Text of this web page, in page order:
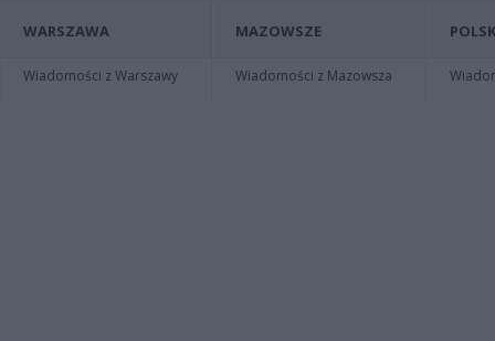
WARSZAWA
Wiadomości z Warszawy
MAZOWSZE
Wiadomości z Mazowsza